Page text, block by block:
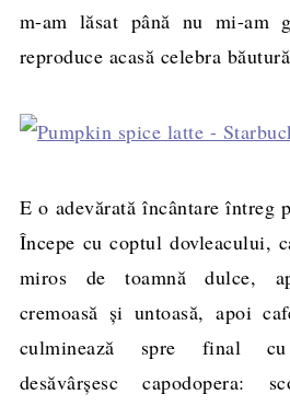
m-am lăsat până nu mi-am
reproduce acasă celebra
E o adevărată încântare întreg
Începe cu coptul dovleacului,
miros de toamnă dulce,
cremoasă și untoasă, apoi
culminează spre final
desăvârșesc capodopera: